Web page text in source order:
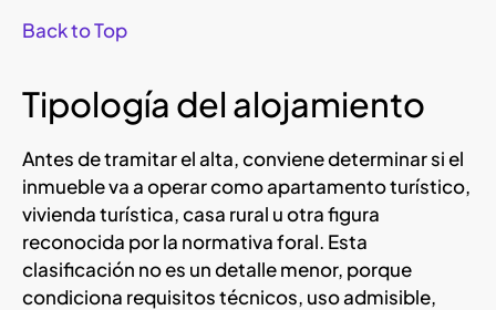
Back to Top
Tipología del alojamiento
Antes de tramitar el alta, conviene determinar si el
inmueble va a operar como apartamento turístico,
vivienda turística, casa rural u otra figura
reconocida por la normativa foral. Esta
clasificación no es un detalle menor, porque
condiciona requisitos técnicos, uso admisible,